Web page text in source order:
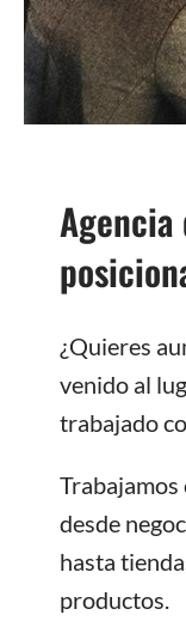
¿Quieres
venido al
trabajado
desde
hasta
productos.